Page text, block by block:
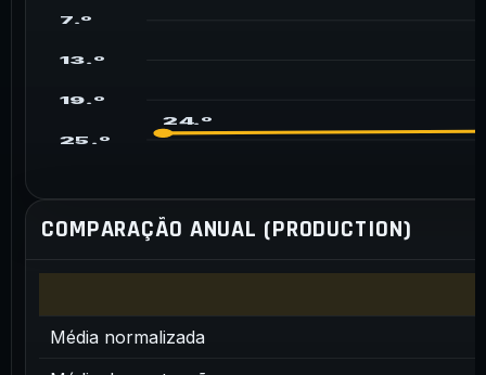
7.º
13.º
19.º
25.º
24.º
COMPARAÇÃO ANUAL (PRODUCTION)
Média normalizada